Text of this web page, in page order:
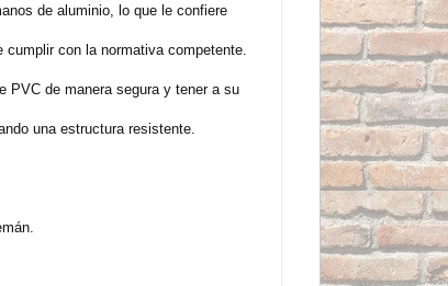
de aluminio, lo que le confiere
con la normativa competente.
PVC de manera segura y tener a su
una estructura resistente.